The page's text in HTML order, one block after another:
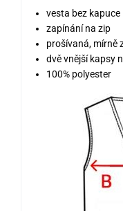
vesta bez kapuce
zapínání na zip
prošívaná, mírně
dvě vnější kapsy
100% polyester